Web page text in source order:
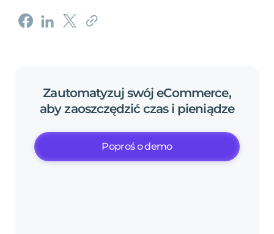
Zautomatyzuj swój eCommerce,
aby zaoszczędzić czas i pieniądze
Poproś o demo